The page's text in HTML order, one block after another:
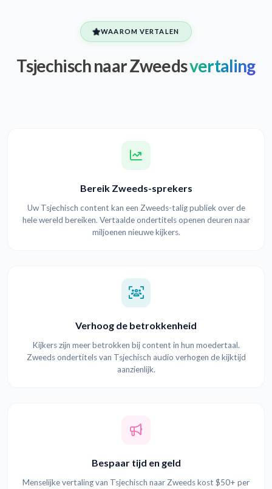
WAAROM VERTALEN
Tsjechisch naar Zweedsvertaling
Bereik Zweeds-sprekers
Uw Tsjechisch content kan een Zweeds-talig publiek over de
hele wereld bereiken. Vertaalde ondertitels openen deuren naar
miljoenen nieuwe kijkers.
Verhoog de betrokkenheid
Kijkers zijn meer betrokken bij content in hun moedertaal.
Zweeds ondertitels van Tsjechisch audio verhogen de kijktijd
aanzienlijk.
Bespaar tijd en geld
Menselijke vertaling van Tsjechisch naar Zweeds kost $50+ per